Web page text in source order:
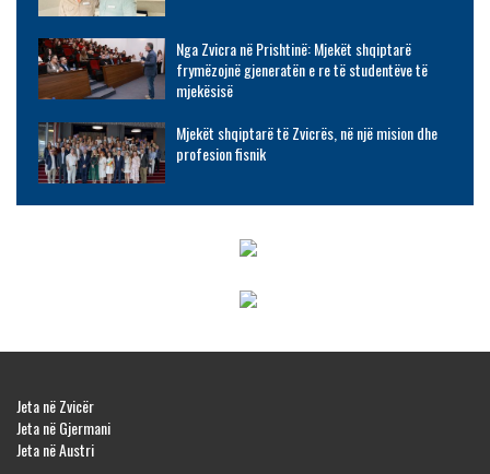
Nga Zvicra në Prishtinë: Mjekët shqiptarë
frymëzojnë gjeneratën e re të studentëve të
mjekësisë
Mjekët shqiptarë të Zvicrës, në një mision dhe
profesion fisnik
Jeta në Zvicër
Jeta në Gjermani
Jeta në Austri